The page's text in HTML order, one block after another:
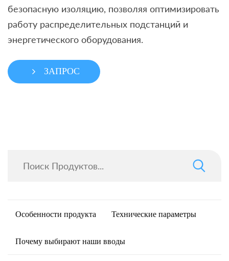
безопасную изоляцию, позволяя оптимизировать
работу распределительных подстанций и
энергетического оборудования.
ЗАПРОС
Особенности продукта Технические параметры
Почему выбирают наши вводы